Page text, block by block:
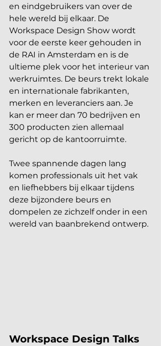
en eindgebruikers van over de
hele wereld bij elkaar. De
Workspace Design Show wordt
voor de eerste keer gehouden in
de RAI in Amsterdam en is de
ultieme plek voor het interieur van
werkruimtes. De beurs trekt lokale
en internationale fabrikanten,
merken en leveranciers aan. Je
kan er meer dan 70 bedrijven en
300 producten zien allemaal
gericht op de kantoorruimte.
Twee spannende dagen lang
komen professionals uit het vak
en liefhebbers bij elkaar tijdens
deze bijzondere beurs en
dompelen ze zichzelf onder in een
wereld van baanbrekend ontwerp.
Workspace Design Talks